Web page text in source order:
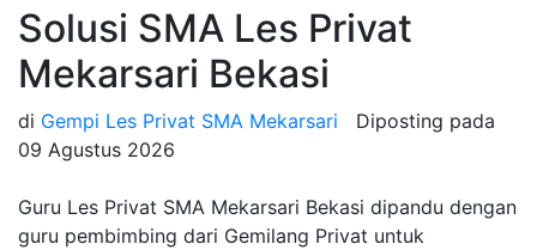
Solusi SMA Les Privat
Mekarsari Bekasi
di Gempi Les Privat SMA Mekarsari
Diposting pada
09 Agustus 2026
Guru Les Privat SMA Mekarsari Bekasi dipandu dengan
guru pembimbing dari Gemilang Privat untuk